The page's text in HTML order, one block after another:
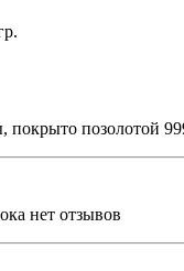
покрыто позолотой
нет отзывов